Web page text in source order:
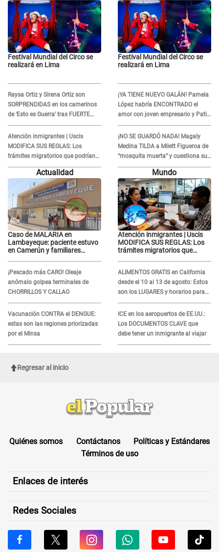
Festival Mundial del Circo se
realizará en Lima
Raysa Ortiz y Sirena Ortiz son
SORPRENDIDAS en los camerinos
de ‘Esto es Guerra’ tras FUERTE
ENFRENTAMIENTO con Gabriel
Moisés: “Gracias”
Atención inmigrantes | Uscis
MODIFICA SUS REGLAS: Los
trámites migratorios que podrían
necesitar tu prueba de ADN
Festival Mundial del Circo se
realizará en Lima
¡YA TIENE NUEVO GALÁN! Pamela
López habría ENCONTRADO el
amor con joven empresario y Pati
Lorena la ECHA en VIVO
¡NO SE GUARDÓ NADA! Magaly
Medina TILDA a Milett Figueroa de
“mosquita muerta” y cuestiona su
RECONCILIACIÓN con Marcelo
Tinelli en TV argentina
Actualidad
Caso de MALARIA en
Lambayeque: paciente estuvo
en Camerún y familiares
¡Pescado más CARO! Oleaje
anómalo golpea terminales de
CHORRILLOS Y CALLAO
Vacunación CONTRA el DENGUE:
estas son las regiones priorizadas
por el Minsa
Mundo
Atención inmigrantes | Uscis
MODIFICA SUS REGLAS: Los
trámites migratorios que
ALIMENTOS GRATIS en California
desde el 10 al 13 de agosto: Estos
son los LUGARES y horarios para
recibir la ayuda
ICE en los aeropuertos de EE.UU.:
Los DOCUMENTOS CLAVE que
debe tener un inmigrante al viajar
Regresar al inicio
Quiénes somos Contáctanos
Políticas y Estándares
Términos de uso
Enlaces de interés
Redes Sociales